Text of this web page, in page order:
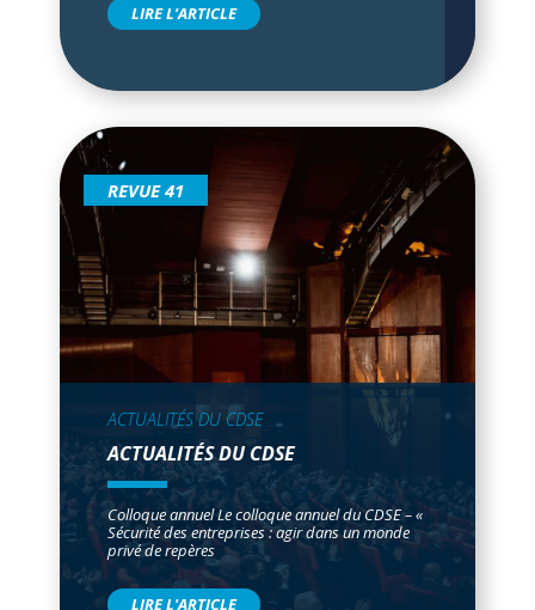
LIRE L'ARTICLE
REVUE 41
ACTUALITÉS DU CDSE
ACTUALITÉS DU CDSE
Colloque annuel Le colloque annuel du CDSE – «
Sécurité des entreprises : agir dans un monde
privé de repères
LIRE L'ARTICLE